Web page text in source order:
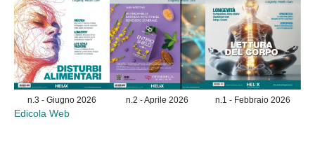
n.3 - Giugno 2026 n.2 - Aprile 2026 n.1 - Febbraio 2026
Edicola Web